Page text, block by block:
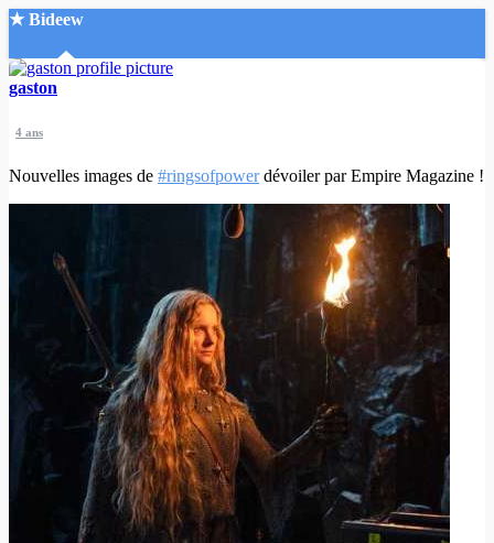
★ Bideew
Accueil
Recherche Avancée
Mon compte
Connexion
Créer un compte
Mode nuit
gaston
4 ans
Nouvelles images de #ringsofpowerdévoiler par Empire Magazine !